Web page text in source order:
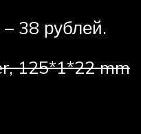
38 рублей.
125*1*22 mm